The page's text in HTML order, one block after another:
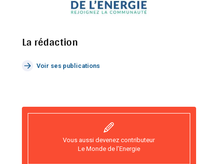
La rédaction
Voir ses publications
Vous aussi devenez contributeur
Le Monde de l’Energie